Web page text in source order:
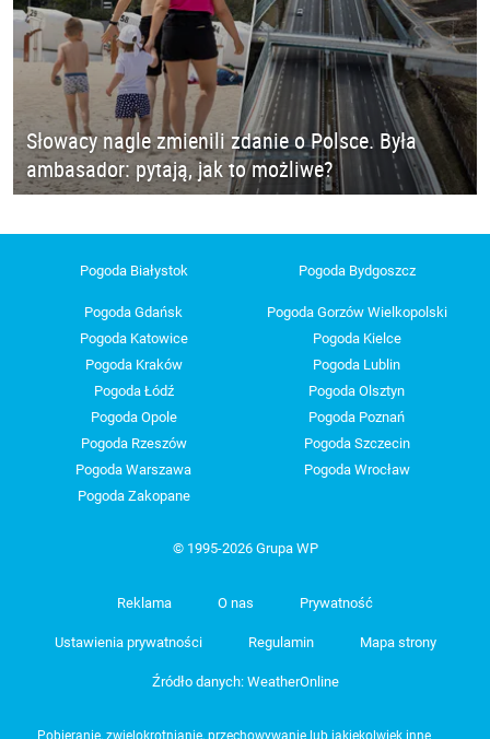
Słowacy nagle zmienili zdanie o Polsce. Była
ambasador: pytają, jak to możliwe?
Pogoda Białystok Pogoda Bydgoszcz
Pogoda Gdańsk
Pogoda Gorzów Wielkopolski
Pogoda Katowice
Pogoda Kielce
Pogoda Kraków
Pogoda Lublin
Pogoda Łódź
Pogoda Olsztyn
Pogoda Opole
Pogoda Poznań
Pogoda Rzeszów
Pogoda Szczecin
Pogoda Warszawa
Pogoda Wrocław
Pogoda Zakopane
© 1995-2026 Grupa WP
Reklama O nas Prywatność
Ustawienia prywatności Regulamin Mapa strony
Źródło danych: WeatherOnline
Pobieranie, zwielokrotnianie, przechowywanie lub jakiekolwiek inne